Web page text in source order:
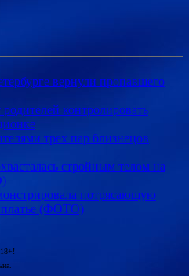
вернули пропавшего
контролировать
трех пар близнецов
стройным телом на
потрясающую
платье (ФОТО)